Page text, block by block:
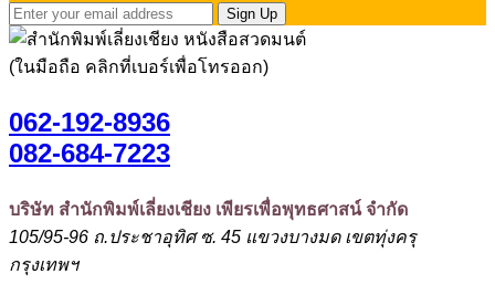
Sign Up
(ในมือถือ คลิกที่เบอร์เพื่อโทรออก)
062-192-8936
082-684-7223
บริษัท สำนักพิมพ์เลี่ยงเชียง เพียรเพื่อพุทธศาสน์ จำกัด
105/95-96 ถ.ประชาอุทิศ ซ. 45 แขวงบางมด เขตทุ่งครุ
กรุงเทพฯ